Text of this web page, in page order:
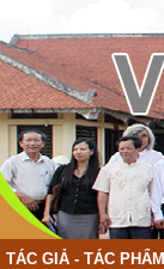
TÁC GIẢ - TÁC PHẨM